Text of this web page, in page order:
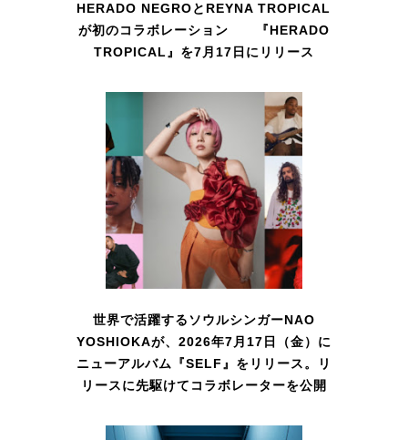
HERADO NEGROとREYNA TROPICAL
が初のコラボレーション 『HERADO
TROPICAL』を7月17日にリリース
世界で活躍するソウルシンガーNAO
YOSHIOKAが、2026年7月17日（金）に
ニューアルバム『SELF』をリリース。リ
リースに先駆けてコラボレーターを公開